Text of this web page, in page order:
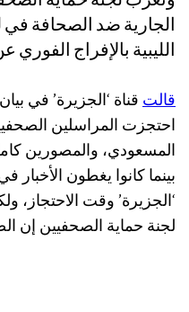
الجارية ضد الصحافة في
الليبية بالإفراج
قالتقناة ‘الجزيرة’ في
احتجزت المراسلين
المسعودي، والمصورين
بينما كانوا يغطون الأخبار
‘الجزيرة’ وقت الاحتجاز،
لجنة حماية الصحفيين إن